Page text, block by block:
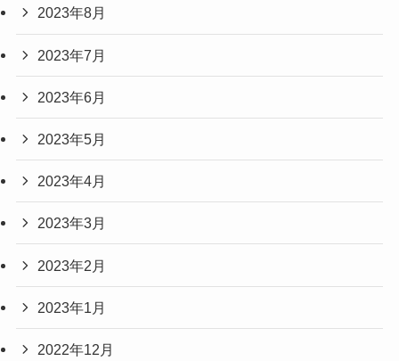
2023年8月
2023年7月
2023年6月
2023年5月
2023年4月
2023年3月
2023年2月
2023年1月
2022年12月